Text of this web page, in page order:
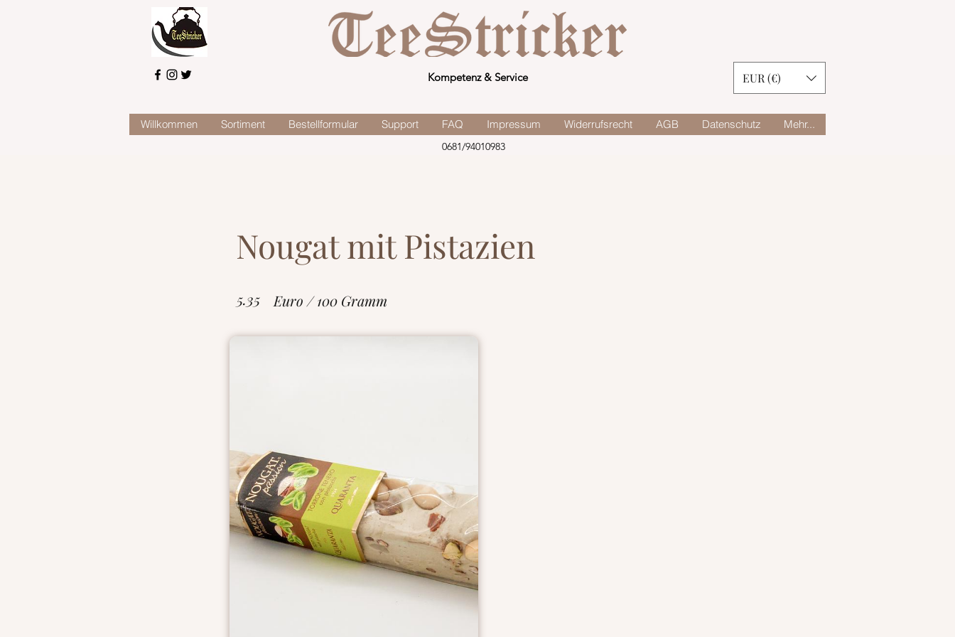
Kompetenz & Service EUR (€)
Willkommen Sortiment Bestellformular Support FAQ Impressum Widerrufsrecht AGB Datenschutz Mehr...
0681/94010983
Nougat mit Pistazien
5.35 Euro / 100 Gramm